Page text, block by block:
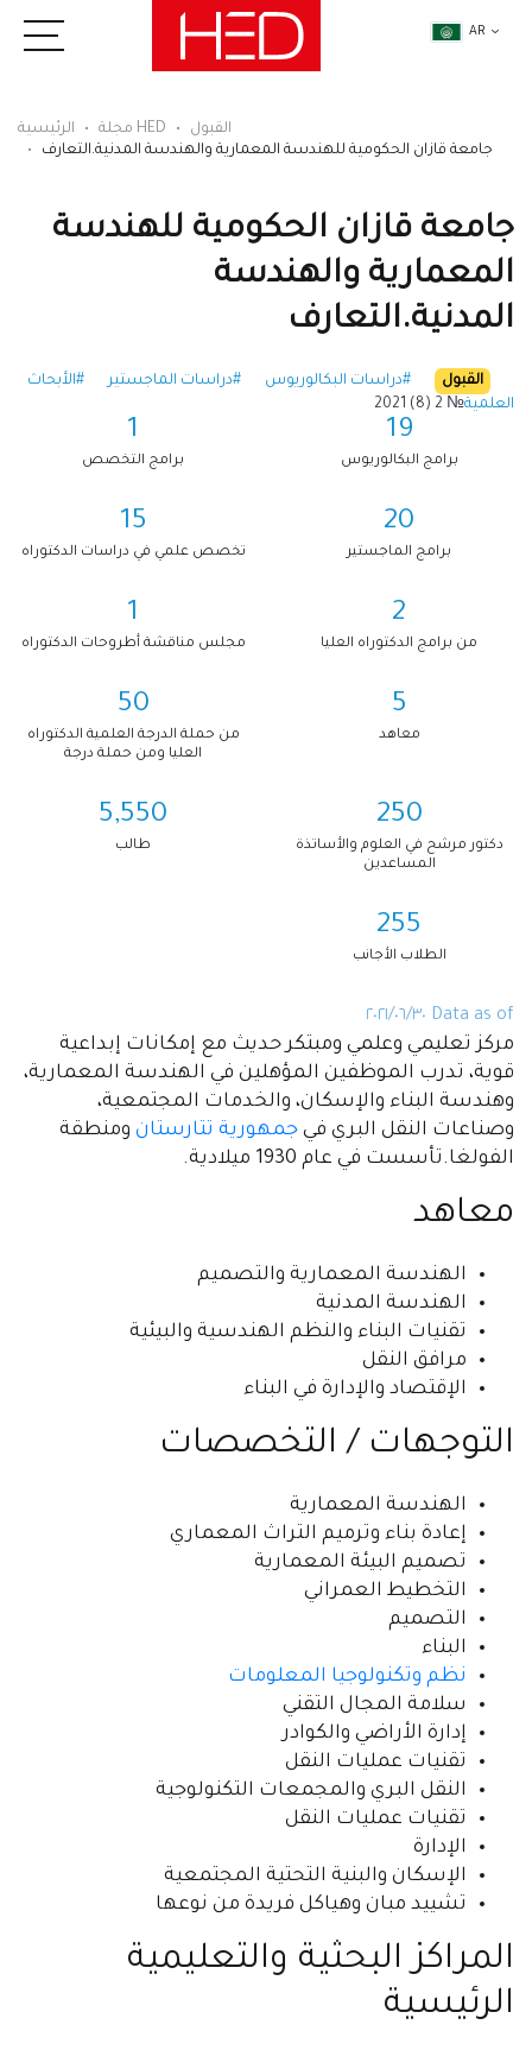
AR
الرئيسية مجلة HED
القبول
جامعة قازان الحكومية للهندسة المعمارية والهندسة المدنية.التعارف
جامعة قازان الحكومية للهندسة
المعمارية والهندسة
المدنية.التعارف
القبول #دراسات البكالوريوس #دراسات الماجستير
#الأبحاث
العلمية№ 2 (8) 2021
19
برامج البكالوريوس
1
برامج التخصص
20
برامج الماجستير
15
تخصص علمي في دراسات الدكتوراه
2
من برامج الدكتوراه العليا
1
مجلس مناقشة أطروحات الدكتوراه
5
معاهد
50
من حملة الدرجة العلمية الدكتوراه
العليا ومن حملة درجة
250
دكتور مرشح في العلوم والأساتذة
المساعدين
5,550
طالب
255
الطلاب الأجانب
Data as of ٣٠‏/٠٦‏/٢٠٢١
مركز تعليمي وعلمي ومبتكر حديث مع إمكانات إبداعية
قوية، تدرب الموظفين المؤهلين في الهندسة المعمارية،
وهندسة البناء والإسكان، والخدمات المجتمعية،
وصناعات النقل البري في جمهورية تتارستان ومنطقة
الفولغا.تأسست في عام 1930 ميلادية.
معاهد
الهندسة المعمارية والتصميم
الهندسة المدنية
تقنيات البناء والنظم الهندسية والبيئية
مرافق النقل
الإقتصاد والإدارة في البناء
التوجهات / التخصصات
الهندسة المعمارية
إعادة بناء وترميم التراث المعماري
تصميم البيئة المعمارية
التخطيط العمراني
التصميم
البناء
نظم وتكنولوجيا المعلومات
سلامة المجال التقني
إدارة الأراضي والكوادر
تقنيات عمليات النقل
النقل البري والمجمعات التكنولوجية
تقنيات عمليات النقل
الإدارة
الإسكان والبنية التحتية المجتمعية
تشييد مبان وهياكل فريدة من نوعها
المراكز البحثية والتعليمية
الرئيسية